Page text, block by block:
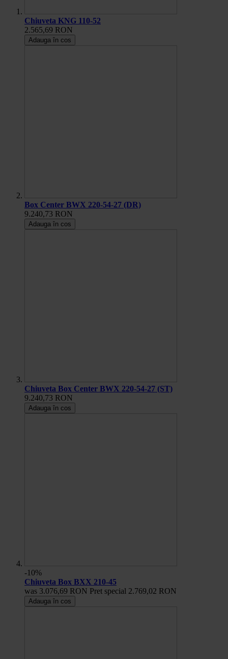
Chiuveta KNG 110-52
2.565,69 RON
Adauga în cos
Box Center BWX 220-54-27 (DR)
9.240,73 RON
Adauga în cos
Chiuveta Box Center BWX 220-54-27 (ST)
9.240,73 RON
Adauga în cos
-10%
Chiuveta Box BXX 210-45
was 3.076,69 RON Pret special 2.769,02 RON
Adauga în cos